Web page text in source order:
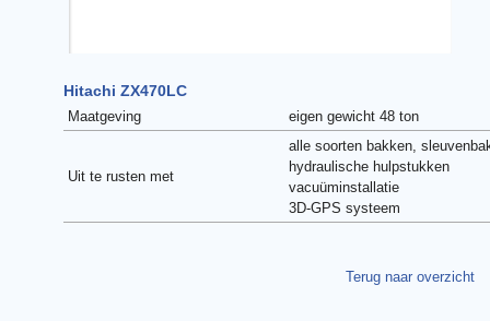
Hitachi ZX470LC
Maatgeving eigen gewicht 48 ton
Uit te rusten met
alle soorten bakken,
hydraulische hulpstukken
vacuüminstallatie
3D-GPS systeem
Terug naar overzicht